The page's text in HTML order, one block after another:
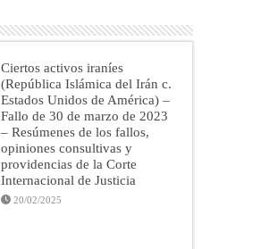
Ciertos activos iraníes
(República Islámica del Irán c.
Estados Unidos de América) –
Fallo de 30 de marzo de 2023
– Resúmenes de los fallos,
opiniones consultivas y
providencias de la Corte
Internacional de Justicia
20/02/2025